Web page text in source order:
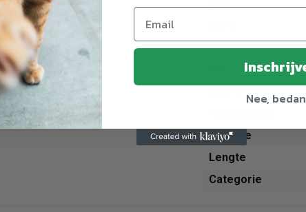
Maat
Soort
Breedte
Lengte
Categorie
Nee,